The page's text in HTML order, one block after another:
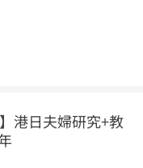
港日夫婦研究+教